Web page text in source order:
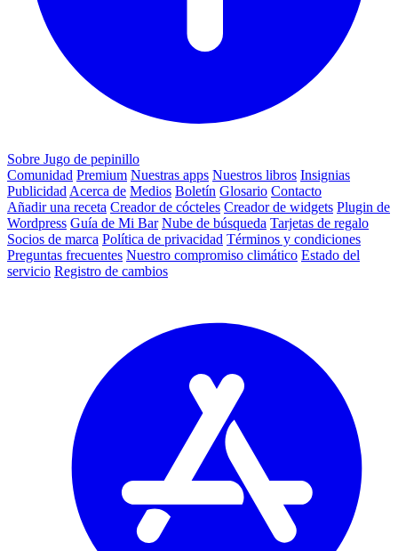
Sobre Jugo de pepinillo
Comunidad Premium Nuestras apps Nuestros libros Insignias
Publicidad Acerca de Medios Boletín Glosario Contacto
Añadir una receta Creador de cócteles Creador de widgets Plugin de
Wordpress Guía de Mi Bar Nube de búsqueda Tarjetas de regalo
Socios de marca Política de privacidad Términos y condiciones
Preguntas frecuentes Nuestro compromiso climático Estado del
servicio Registro de cambios